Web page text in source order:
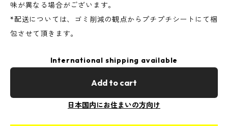
味が異なる場合がございます。
*配送については、ゴミ削減の観点からプチプチシートにて梱
包させて頂きます。
International shipping available
Add to cart
日本国内にお住まいの方向け